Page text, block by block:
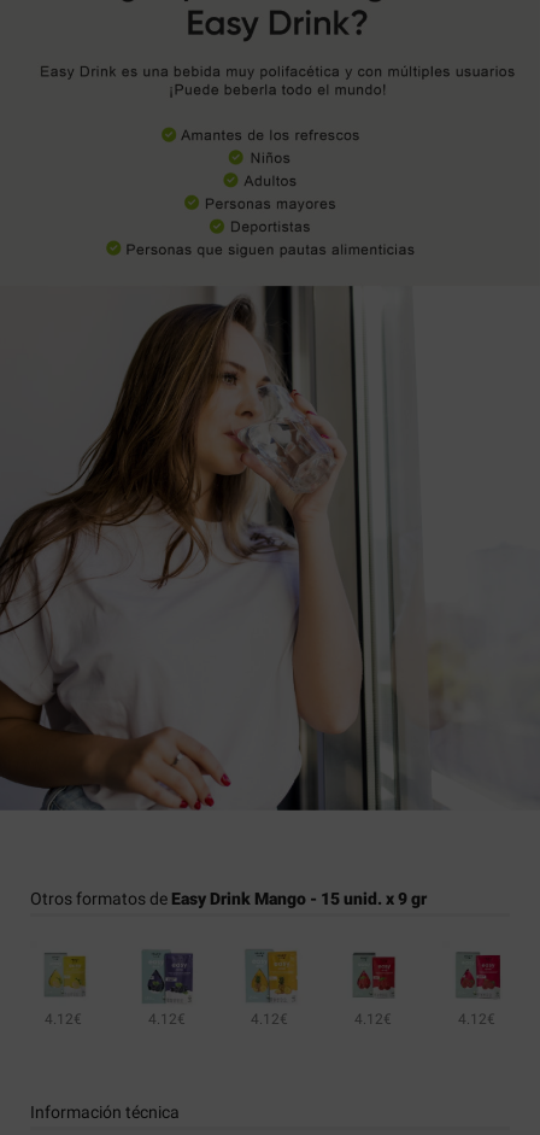
Otros formatos de Easy Drink Mango - 15 unid. x 9 gr
4.12€ 4.12€ 4.12€ 4.12€ 4.12€
Información técnica